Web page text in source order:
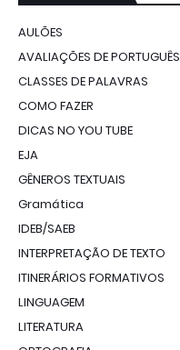
AULÕES
AVALIAÇÕES DE PORTUGUÊS
CLASSES DE PALAVRAS
COMO FAZER
DICAS NO YOU TUBE
EJA
GÊNEROS TEXTUAIS
Gramática
IDEB/SAEB
INTERPRETAÇÃO DE TEXTO
ITINERÁRIOS FORMATIVOS
LINGUAGEM
LITERATURA